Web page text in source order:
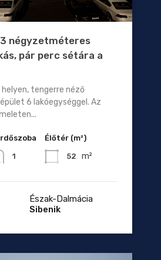
négyzetméteres
pár perc sétára a
tengerre néző
6 lakóegységgel. Az
1
Élőtér (m²)
52 m²
Észak-Dalmácia
Sibenik